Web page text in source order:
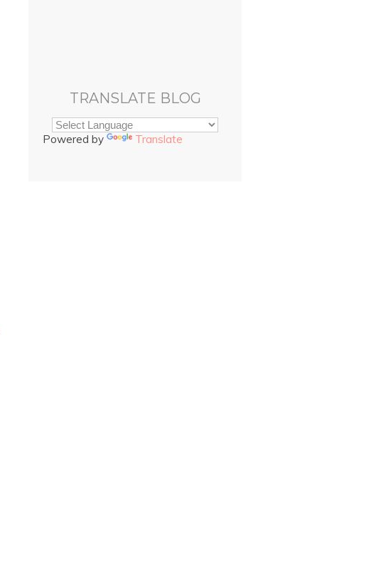
TRANSLATE BLOG
Powered by Translate